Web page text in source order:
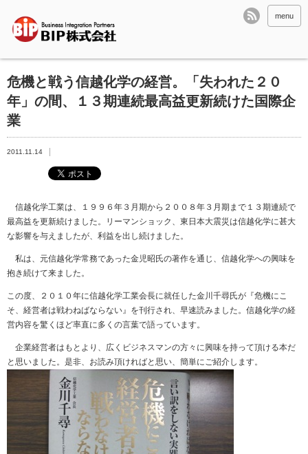
menu
危機と戦う信越化学の経営。「失われた２０
年」の間、１３期連続最高益更新続けた国際企
業
2011.11.14
信越化学工業は、１９９６年３月期から２００８年３月期まで１３期連続で
最高益を更新続けました。リーマンショック、東日本大震災は信越化学に甚大
な影響を与えましたが、利益を出し続けました。
私は、元信越化学常務であった金児昭氏の著作を通じ、信越化学への興味を
抱き続けて来ました。
この度、２０１０年に信越化学工業会長に就任した金川千尋氏が『危機にこ
そ、経営者は戦わねばならない』を刊行され、早速読みました。信越化学の経
営内容を驚くほど率直に多くの言葉で語っています。
企業経営者はもとより、広くビジネスマンの方々に興味を持って頂ける本だ
と思いました。是非、お読み頂ければと思い、簡単にご紹介します。